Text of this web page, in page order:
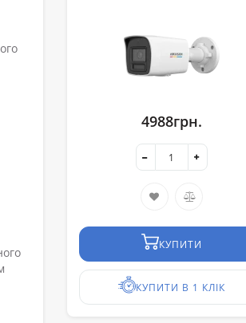
4988грн.
КУПИТИ
КУПИТИ В 1 КЛІК